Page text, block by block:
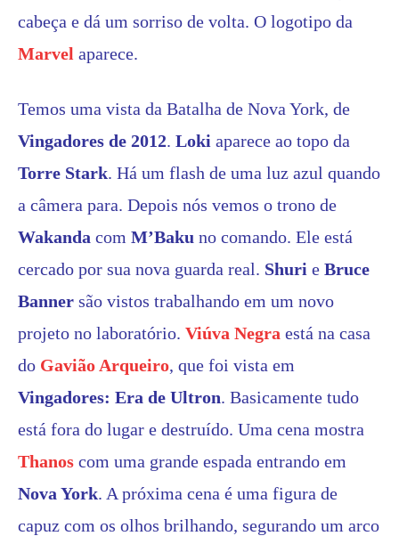
cabeça e dá um sorriso de volta. O logotipo da
Marvel aparece.
Temos uma vista da Batalha de Nova York, de
Vingadores de 2012. Loki aparece ao topo da
Torre Stark. Há um flash de uma luz azul quando
a câmera para. Depois nós vemos o trono de
Wakanda com M’Baku no comando. Ele está
cercado por sua nova guarda real. Shuri e Bruce
Banner são vistos trabalhando em um novo
projeto no laboratório. Viúva Negra está na casa
do Gavião Arqueiro, que foi vista em
Vingadores: Era de Ultron. Basicamente tudo
está fora do lugar e destruído. Uma cena mostra
Thanos com uma grande espada entrando em
Nova York. A próxima cena é uma figura de
capuz com os olhos brilhando, segurando um arco